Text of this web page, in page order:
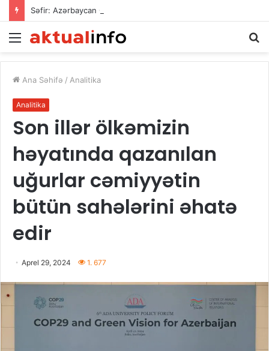
Menu
Ana Səhifə / Analitika
Analitika
Son illər ölkəmizin
həyatında qazanılan
uğurlar cəmiyyətin
bütün sahələrini əhatə
edir
Aprel 29, 2024 1. 677